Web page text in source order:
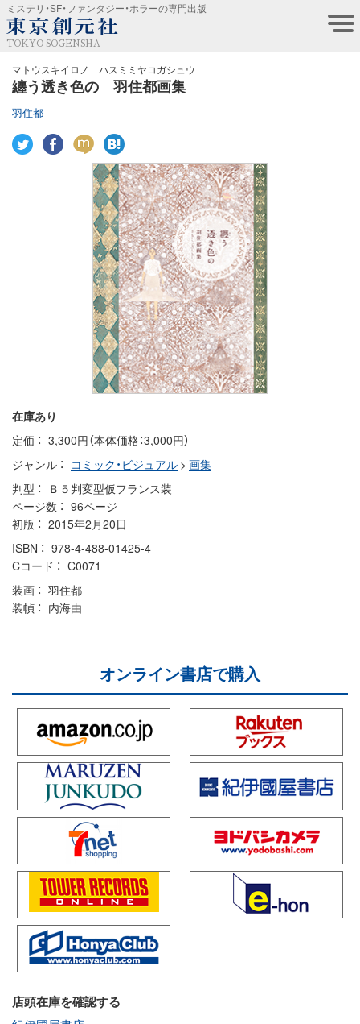
ミステリ・SF・ファンタジー・ホラーの専門出版
TOKYO SOGENSHA
マトウスキイロノ ハスミミヤコガシュウ
纏う透き色の 羽住都画集
羽住都
在庫あり
定価
3,300円（本体価格：3,000円）
ジャンル
コミック・ビジュアル > 画集
判型
Ｂ５判変型仮フランス装
ページ数
96ページ
初版
2015年2月20日
ISBN
978-4-488-01425-4
Cコード
C0071
装画
羽住都
装幀
内海由
オンライン書店で購入
店頭在庫を確認する